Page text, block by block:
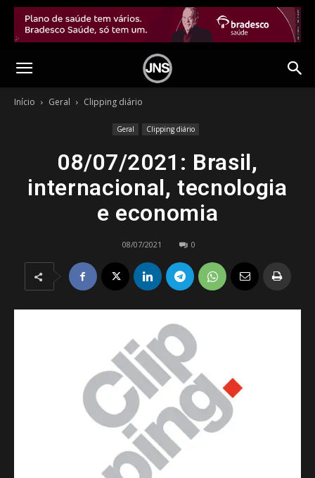
Início Geral Clipping diário
Geral Clipping diário
08/07/2021: Brasil,
internacional, tecnologia
e economia
08/07/2021 0